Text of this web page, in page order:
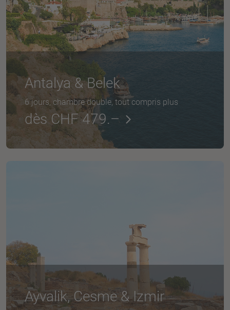
Antalya & Belek
6 jours, chambre double, tout compris plus
dès CHF 479.–
Ayvalik, Cesme & Izmir